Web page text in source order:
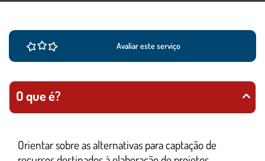
Conteúdo Principal
Ações e informações do serviço
Avaliar este serviço
O que é?
Orientar sobre as alternativas para captação de